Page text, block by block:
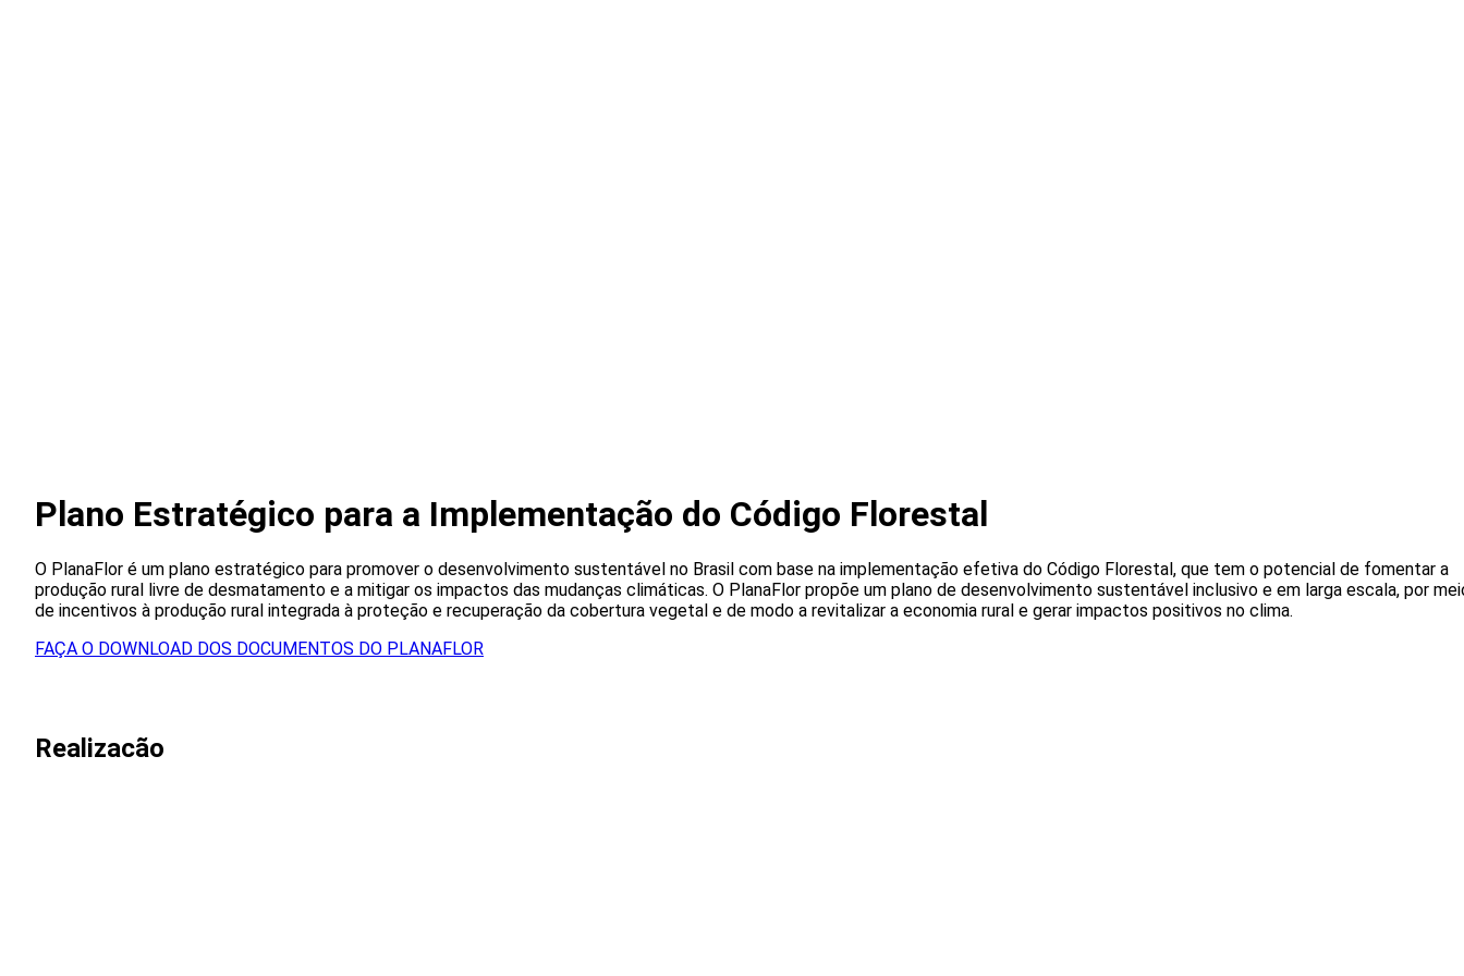
Plano Estratégico para a Implementação do Código Florestal
O PlanaFlor é um plano estratégico para promover o desenvolvimento sustentável no Brasil com base na implementação efetiva do Código Florestal, que tem o potencial de fomentar a
produção rural livre de desmatamento e a mitigar os impactos das mudanças climáticas. O PlanaFlor propõe um plano de desenvolvimento sustentável inclusivo e em larga escala, por
de incentivos à produção rural integrada à proteção e recuperação da cobertura vegetal e de modo a revitalizar a economia rural e gerar impactos positivos no clima.
FAÇA O DOWNLOAD DOS DOCUMENTOS DO PLANAFLOR
Realizacão